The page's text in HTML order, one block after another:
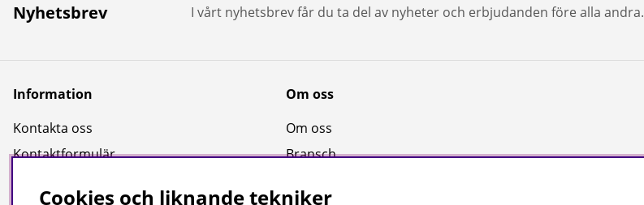
Nyhetsbrev I vårt nyhetsbrev får du ta del av nyheter och erbjudanden före alla andra.
Information
Kontakta oss
Kontaktformulär
Om oss
Om oss
Bransch
Cookies och liknande tekniker